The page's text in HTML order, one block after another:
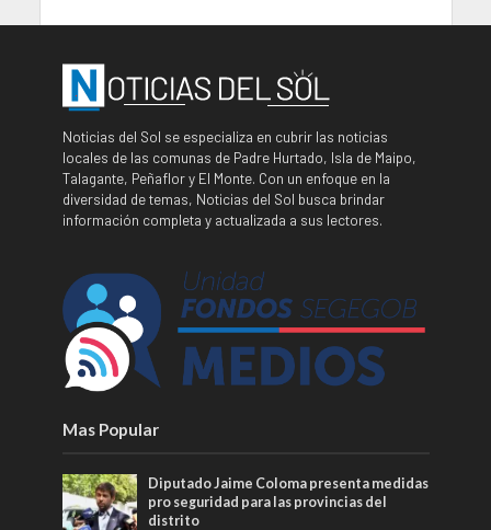
Noticias del Sol se especializa en cubrir las noticias
locales de las comunas de Padre Hurtado, Isla de Maipo,
Talagante, Peñaflor y El Monte. Con un enfoque en la
diversidad de temas, Noticias del Sol busca brindar
información completa y actualizada a sus lectores.
Mas Popular
Diputado Jaime Coloma presenta medidas
pro seguridad para las provincias del
distrito